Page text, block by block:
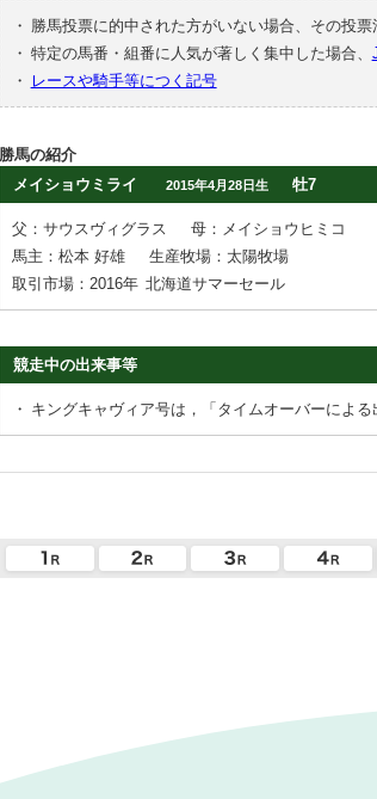
・ 勝馬投票に的中された方がいない場合、その投票
・ 特定の馬番・組番に人気が著しく集中した場合、
・
レースや騎手等につく記号
勝馬の紹介
メイショウミライ
2015年4月28日生 牡7
父：サウスヴィグラス
母：メイショウヒミコ
馬主：松本 好雄
生産牧場：太陽牧場
取引市場：2016年 北海道サマーセール
競走中の出来事等
・ キングキャヴィア号は，「タイムオーバーによ